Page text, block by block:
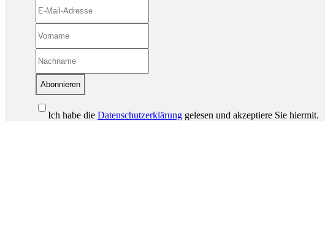
Abonnieren
Ich habe die Datenschutzerklärung gelesen und akzeptiere Sie hiermit.